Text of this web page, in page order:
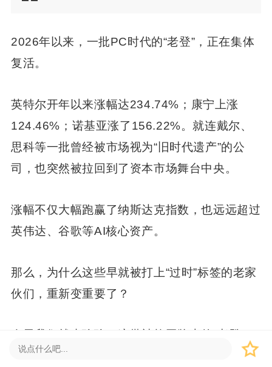
2026年以来，一批PC时代的“老登”，正在集体
复活。
英特尔开年以来涨幅达234.74%；康宁上涨
124.46%；诺基亚涨了156.22%。就连戴尔、
思科等一批曾经被市场视为“旧时代遗产”的公
司，也突然被拉回到了资本市场舞台中央。
涨幅不仅大幅跑赢了纳斯达克指数，也远远超过
英伟达、谷歌等AI核心资产。
那么，为什么这些早就被打上“过时”标签的老家
伙们，重新变重要了？